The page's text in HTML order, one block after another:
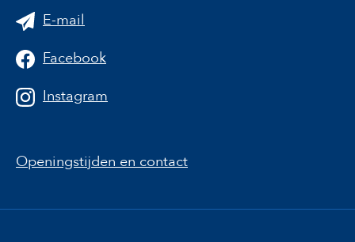
E-mail
Facebook
Instagram
Openingstijden en contact